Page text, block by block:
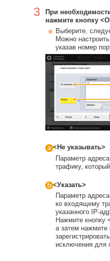
3
При
нажмите кнопку
Выберите,
Можно
указав номер
<Не указывать>
Параметр
трафику,
<Указать>
Параметр
ко входящему
указанного IP-
Нажмите кнопку
а затем
исключения для